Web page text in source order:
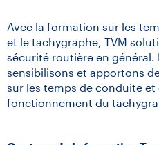
Avec la formation sur les
et le tachygraphe, TVM
sécurité routière en général.
sensibilisons et apportons
sur les temps de conduite et
fonctionnement du